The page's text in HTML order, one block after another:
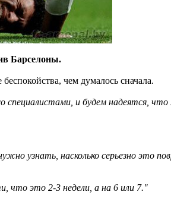
Барселоны.
чем думалось сначала.
специалистами, и будем надеятся,
узнать, насколько серьезно это
что это 2-3 недели, а на 6 или 7."